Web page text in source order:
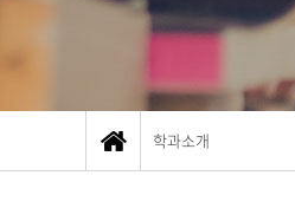
학과소개